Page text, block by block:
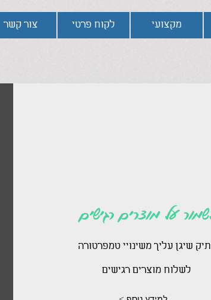
צור קשר לקוח פרטי מקצועי
על מוצרים רגישים
שיגן עליך משינויי טמפרטורה
לשלוח מוצרים רגישים